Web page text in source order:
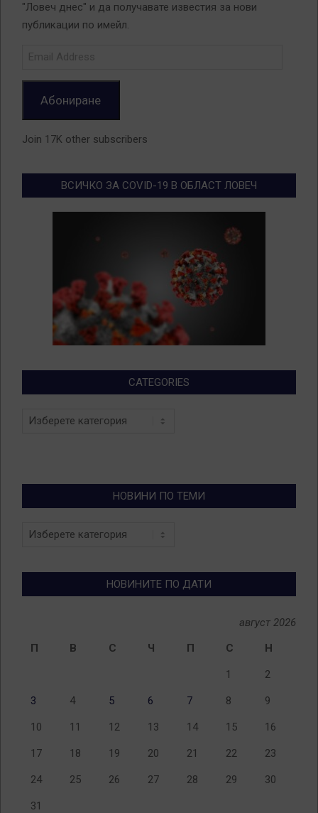
"Ловеч днес" и да получавате известия за нови
публикации по имейл.
Абониране
Join 17K other subscribers
ВСИЧКО ЗА COVID-19 В ОБЛАСТ ЛОВЕЧ
CATEGORIES
Categories
НОВИНИ ПО ТЕМИ
Новини
НОВИНИТЕ ПО ДАТИ
август 2026
П
В С Ч П С Н
1 2
3 4 5 6 7 8 9
10 11 12 13 14 15 16
17 18 19 20 21 22 23
24 25 26 27 28 29 30
31